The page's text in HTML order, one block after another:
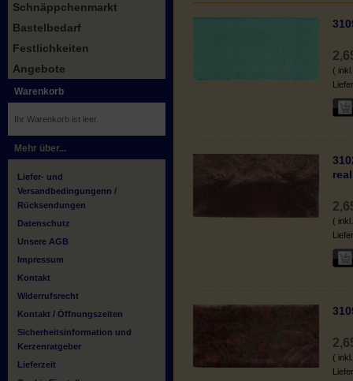
Schnäppchenmarkt
Bastelbedarf
Festlichkeiten
Angebote
Warenkorb
Ihr Warenkorb ist leer.
Mehr über...
Liefer- und
Versandbedingungenn /
Rücksendungen
Datenschutz
Unsere AGB
Impressum
Kontakt
Widerrufsrecht
Kontakt / Öffnungszeiten
Sicherheitsinformation und
Kerzenratgeber
Lieferzeit
(
(
(